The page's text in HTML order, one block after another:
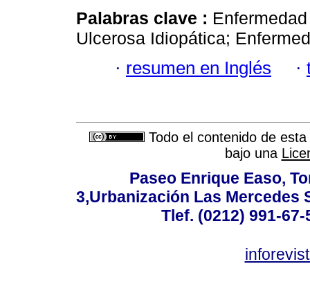
Palabras clave :
Ulcerosa Idiopática;
· resumen en Inglés ·
Todo el contenido de
bajo una
Paseo Enrique Easo,
3,Urbanización Las Mercedes
Tlef. (0212) 991-